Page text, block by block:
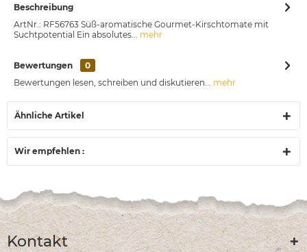
Beschreibung
ArtNr.: RF56763 Süß-aromatische Gourmet-Kirschtomate mit
Suchtpotential Ein absolutes... mehr
Bewertungen
0
Bewertungen lesen, schreiben und diskutieren... mehr
Ähnliche Artikel
Wir empfehlen :
Kontakt